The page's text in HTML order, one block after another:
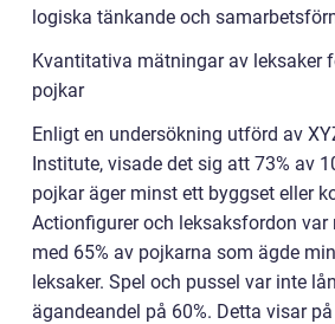
logiska tänkande och
Kvantitativa mätningar av leksaker
pojkar
Enligt en undersökning utförd av
Institute, visade det sig att 73% av
pojkar äger minst ett byggset eller
Actionfigurer och leksaksfordon var
med 65% av pojkarna som ägde
leksaker. Spel och pussel var inte
ägandeandel på 60%. Detta visar